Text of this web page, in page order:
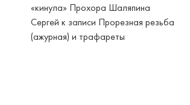
«кинула» Прохора Шаляпина
Сергей к записи Прорезная резьба
(ажурная) и трафареты